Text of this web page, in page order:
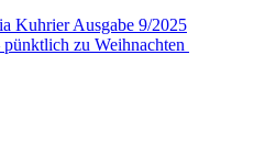
Kuhrier Ausgabe 9/2025
zu Weihnachten